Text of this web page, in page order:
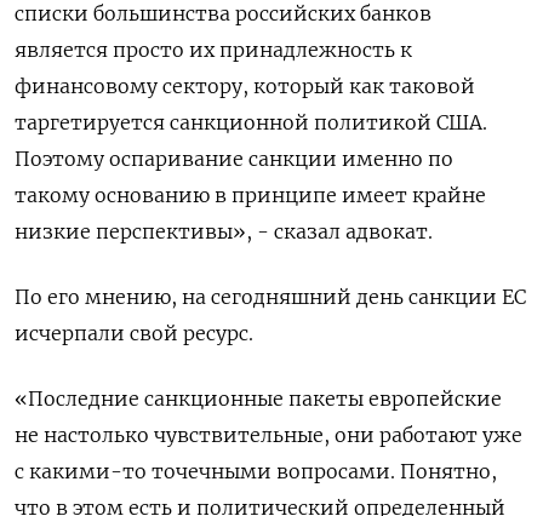
списки большинства российских банков
является просто их принадлежность к
финансовому сектору, который как таковой
таргетируется санкционной политикой США.
Поэтому оспаривание санкции именно по
такому основанию в принципе имеет крайне
низкие перспективы», - сказал адвокат.
По его мнению, на сегодняшний день санкции ЕС
исчерпали свой ресурс.
«Последние санкционные пакеты европейские
не настолько чувствительные, они работают уже
с какими-то точечными вопросами. Понятно,
что в этом есть и политический определенный